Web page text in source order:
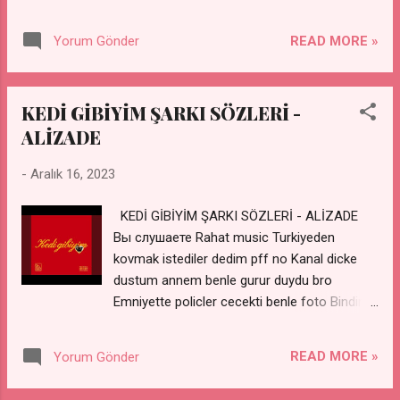
için son bir defa Boynuna sarılıp gitsem
Huzuru koklasam Ege'de Aşk nereden
Yazılmamış beş harf hayat Aşk nereden
günden beri Bu ilk defa Körfez'e döndüm
ördüğüm duvarları yıkmak için Sonsuza kadar
Yorum Gönder READ MORE »
KEDİ GİBİYİM ŞARKI SÖZLERİ -
ALİZADE
- Aralık 16, 2023
KEDİ GİBİYİM ŞARKI SÖZLERİ - ALİZADE
Вы слушаете Rahat music Turkiyeden
kovmak istediler dedim pff no Kanal dicke
dustum annem benle gurur duydu bro
Emniyette policler cecekti benle foto Bindim
deport dediler dedim pf no Kelepce takcan
mi amirim Ben severim bro Gidcen yere
Yorum Gönder READ MORE »